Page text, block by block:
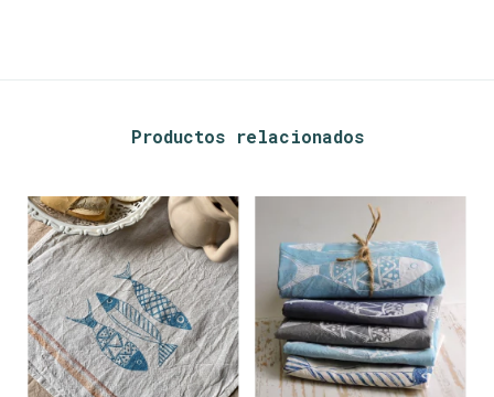
Productos relacionados